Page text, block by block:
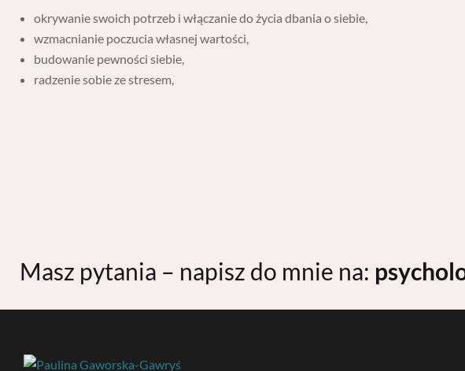
okrywanie swoich potrzeb i włączanie do życia dbania o siebie,
wzmacnianie poczucia własnej wartości,
budowanie pewności siebie,
radzenie sobie ze stresem,
Masz pytania – napisz do mnie na: